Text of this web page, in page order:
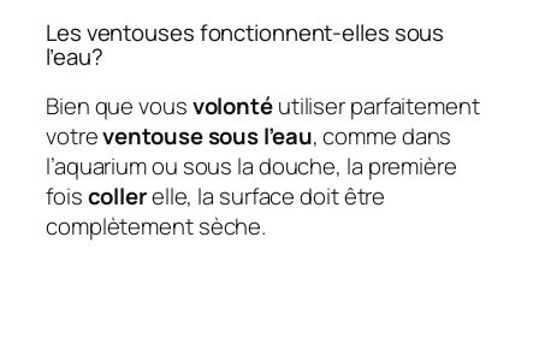
Les ventouses fonctionnent-elles sous
l’eau?
Bien que vousvolontéutiliser parfaitement
votreventouse sous l’eau, comme dans
l’aquarium ou sous la douche, la première
foiscollerelle, la surface doit être
complètement sèche.